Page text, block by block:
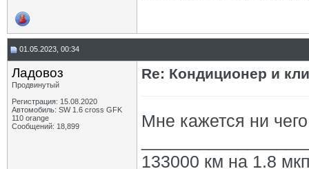
01.05.2023, 00:34
Ладовоз
Продвинутый
Регистрация: 15.08.2020
Автомобиль: SW 1.6 cross GFK
110 orange
Сообщений: 18,899
Re: Кондиционер и
Мне кажется ни
133000 км на 1.8